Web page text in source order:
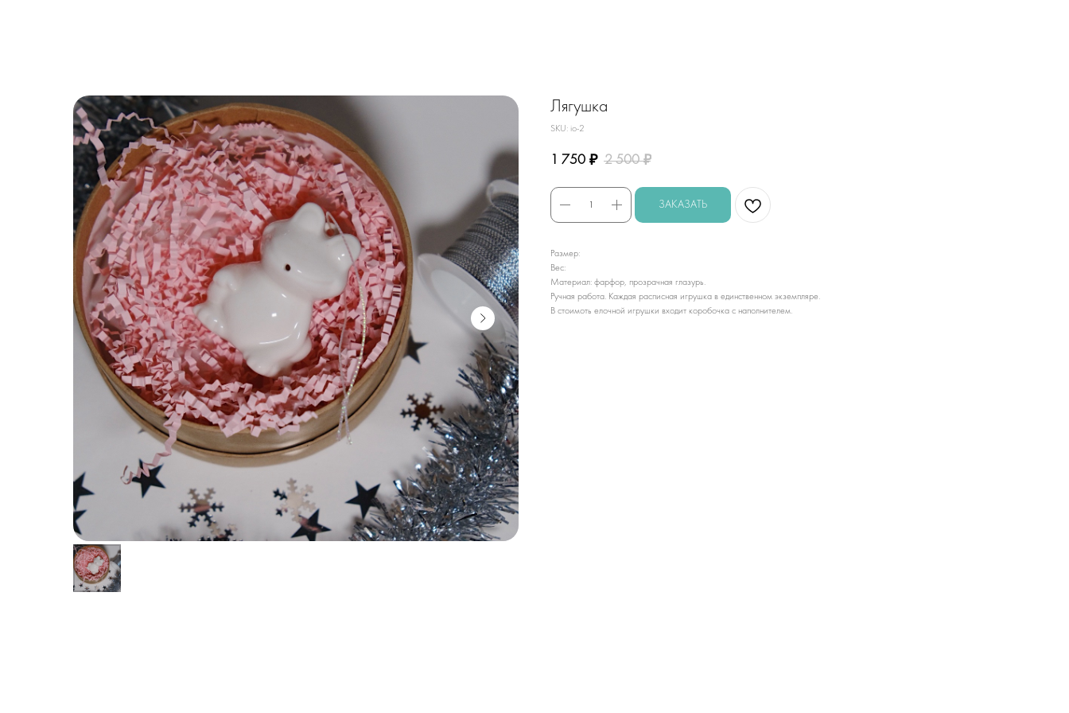
Лягушка
SKU: io-2
1 750 ₽ 2 500 ₽
ЗАКАЗАТЬ
Размер:
Вес:
Материал: фарфор, прозрачная глазурь.
Ручная работа. Каждая расписная игрушка в единственном экземпляре.
В стоимоть елочной игрушки входит коробочка с наполнителем.